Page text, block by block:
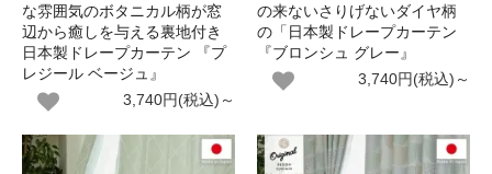
な雰囲気のボタニカル柄が窓
辺から癒しを与える裏地付き
日本製ドレープカーテン 『プ
レジール ベージュ』
3,740円(税込)～
の来ないさりげないダイヤ柄
の「日本製ドレープカーテン
『ブロンシュ グレー』
3,740円(税込)～